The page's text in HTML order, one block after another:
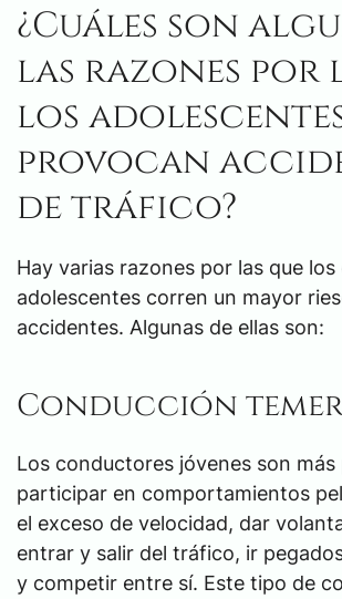
¿Cuáles son
las razones por
los
provocan
de tráfico?
Hay varias razones por las que
adolescentes corren un mayor
accidentes. Algunas de ellas son:
Conducción
Los conductores jóvenes son más
participar en comportamientos
el exceso de velocidad, dar
entrar y salir del tráfico, ir
y competir entre sí. Este tipo de